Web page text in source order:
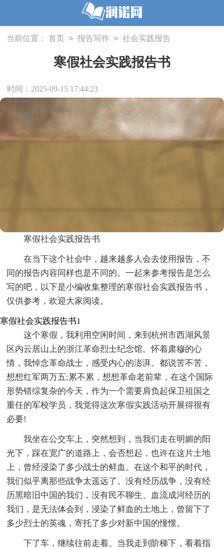
当前位置： 首页 > 报告写作 > 社会实践报告
寒假社会实践报告书
时间：2025-09-15 17:44:23
寒假社会实践报告书
在当下这个社会中，越来越多人会去使用报告，不
同的报告内容同样也是不同的。一起来参考报告是怎么
写的吧，以下是小编收集整理的寒假社会实践报告书，
仅供参考，欢迎大家阅读。
寒假社会实践报告书1
这个寒假，我利用空闲时间，来到杭州市西湖风景
区内云居山上的浙江革命烈士纪念馆。怀着肃穆的心
情，我悼念革命战士，感受内心的澎湃。都说苦不苦，
想想红军两万五;累不累，想想革命老前辈，在这个国际
形势错综复杂的今天，作为一个需要肩负起保卫祖国之
重任的军校学员，我觉得这次寒假实践活动开展得很有
必要!
我坐在公交车上，突然想到，当我们走在明媚的阳
光下，踩在宽广的道路上，会否想起，也许在这片土地
上，曾经浸染了多少战士的鲜血。在这个和平的时代，
我们似乎离那些战争太遥远了。没有经历战争，没有经
历黑暗旧中国的我们，没有民不聊生、血流成河经历的
我们，是无法体会到，浸染了鲜血的土地上，曾留下了
多少烈士的英魂，寄托了多少对新中国的憧憬。
下了车，继续往前走着。当我走到阶梯下，看着指